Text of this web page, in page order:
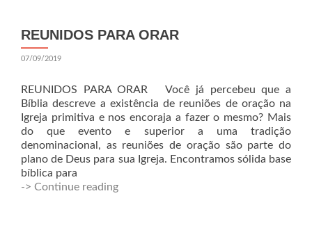
REUNIDOS PARA ORAR
07/09/2019
REUNIDOS PARA ORAR Você já percebeu que a
Bíblia descreve a existência de reuniões de oração na
Igreja primitiva e nos encoraja a fazer o mesmo? Mais
do que evento e superior a uma tradição
denominacional, as reuniões de oração são parte do
plano de Deus para sua Igreja. Encontramos sólida base
bíblica para
-> Continue reading